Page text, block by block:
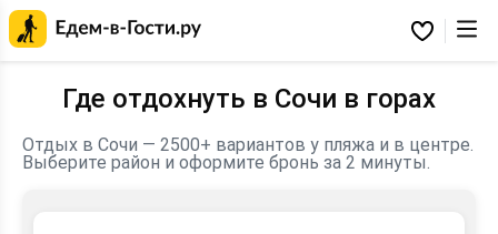
Избранное
Где отдохнуть в Сочи в горах
Отдых в Сочи — 2500+ вариантов у пляжа и в центре.
Выберите район и оформите бронь за 2 минуты.